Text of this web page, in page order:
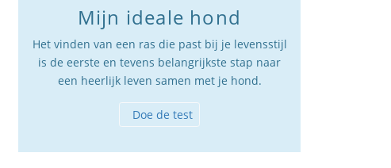
Mijn ideale hond
Het vinden van een ras die past bij je levensstijl
is de eerste en tevens belangrijkste stap naar
een heerlijk leven samen met je hond.
Doe de test